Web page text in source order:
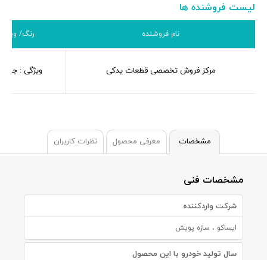
لیست فروشنده ها
نام فروشنده رنگ/ ویژگی
مرکز فروش تخصصی قطعات یدکی ویژگی :
مشخصات معرفی محصول نظرات کاربران
مشخصات فنی
شرکت واردکننده
ایساکو ، سازه پویش
سال تولید خودرو با این محصول